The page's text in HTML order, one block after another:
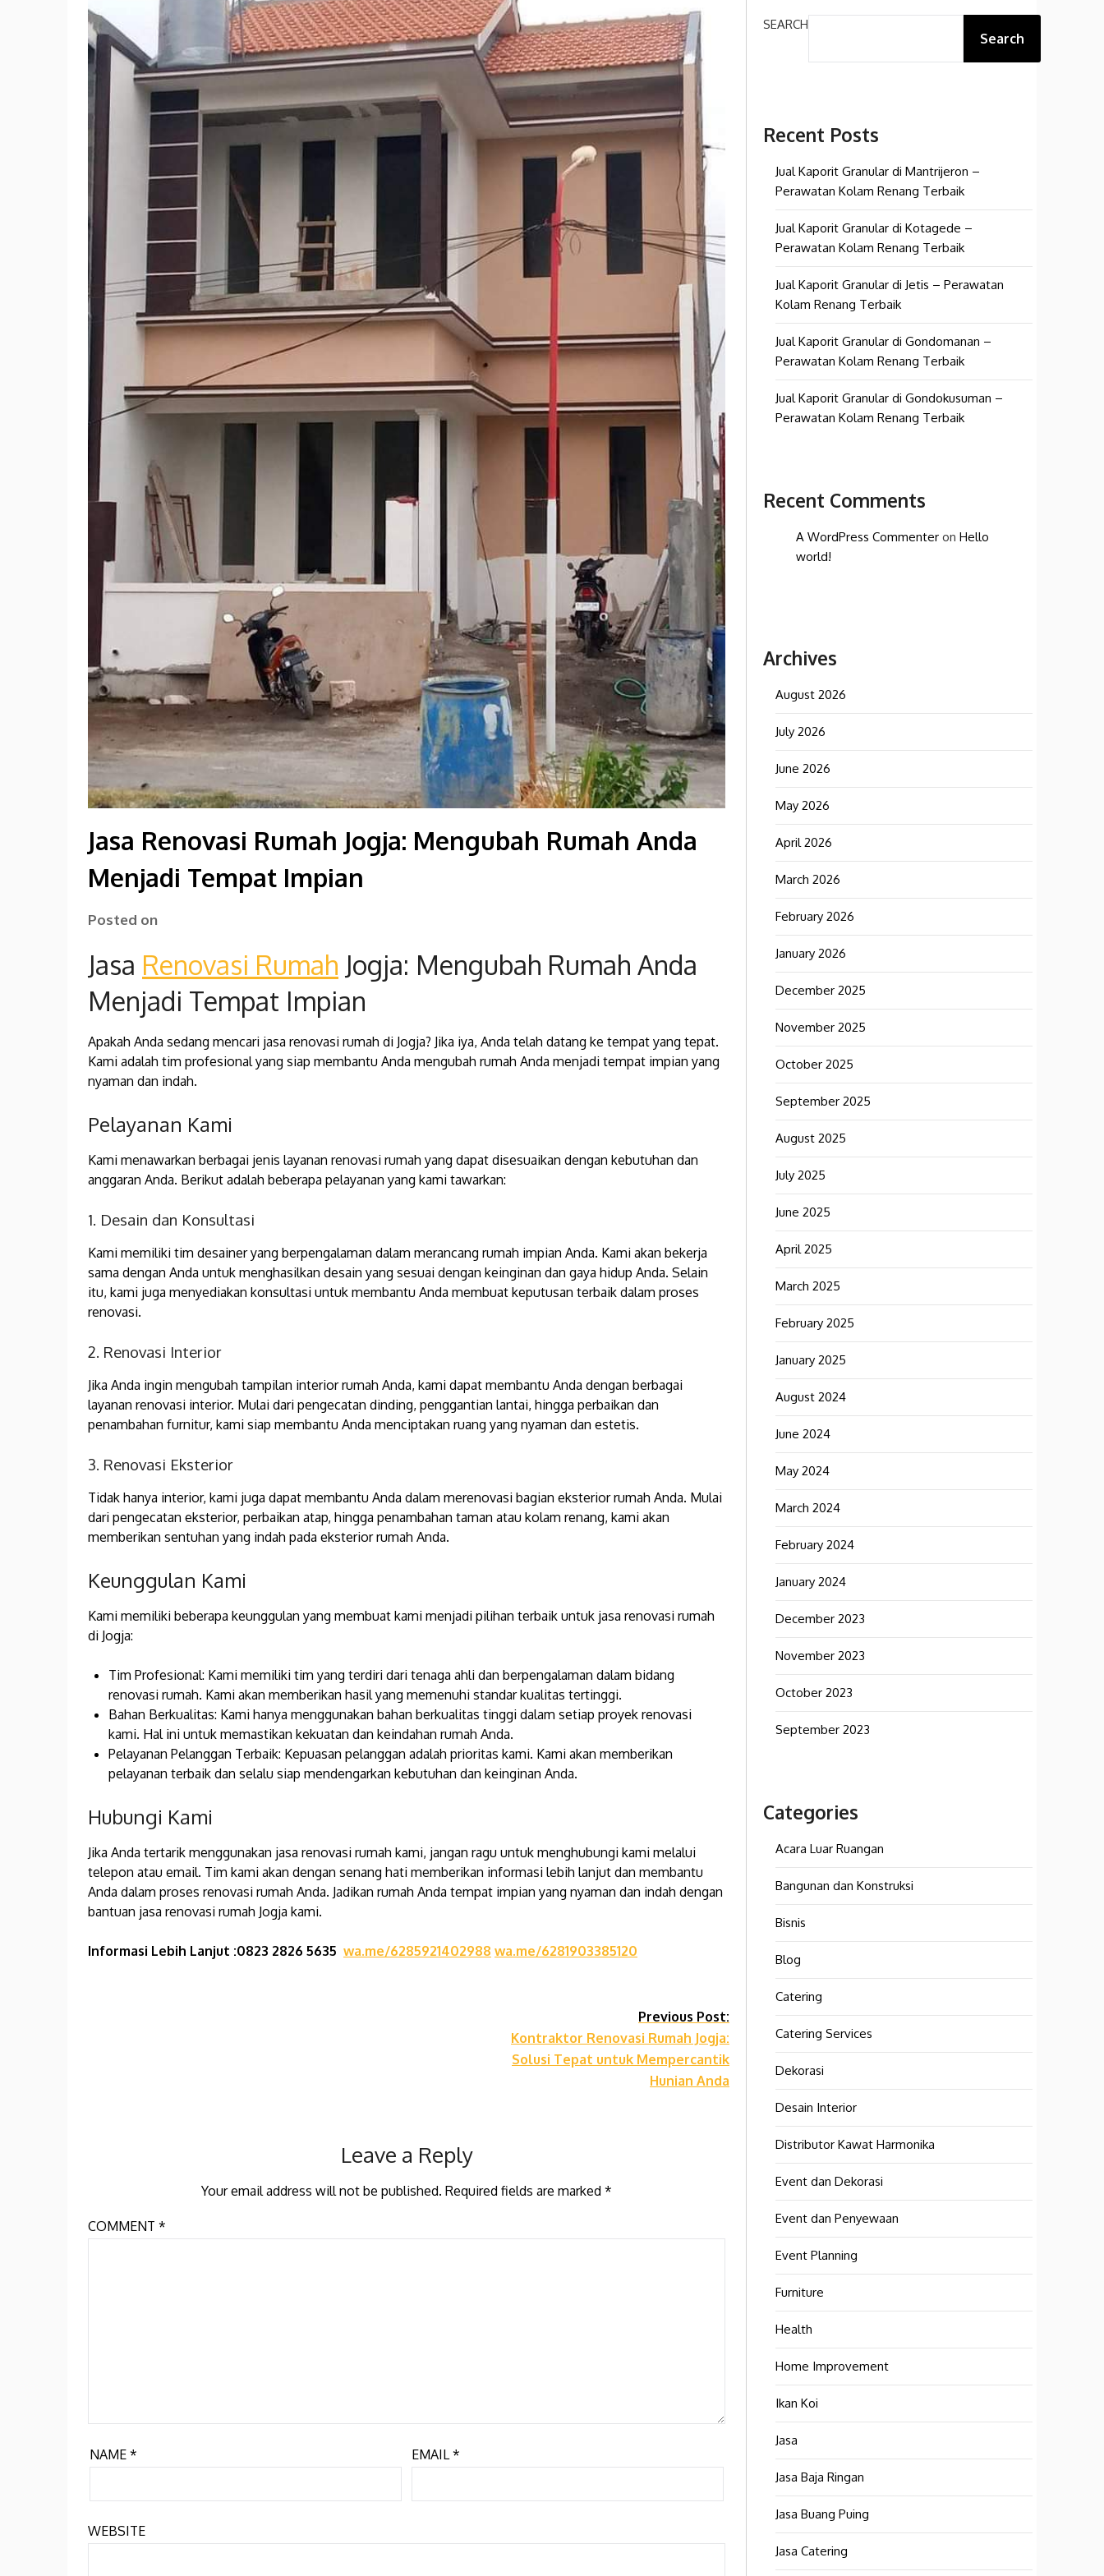
Jasa Renovasi Rumah Jogja: Mengubah Rumah Anda
Menjadi Tempat Impian
Posted on
Jasa Renovasi Rumah Jogja: Mengubah Rumah Anda
Menjadi Tempat Impian
Apakah Anda sedang mencari jasa renovasi rumah di Jogja? Jika iya, Anda telah datang ke tempat yang tepat.
Kami adalah tim profesional yang siap membantu Anda mengubah rumah Anda menjadi tempat impian yang
nyaman dan indah.
Pelayanan Kami
Kami menawarkan berbagai jenis layanan renovasi rumah yang dapat disesuaikan dengan kebutuhan dan
anggaran Anda. Berikut adalah beberapa pelayanan yang kami tawarkan:
1. Desain dan Konsultasi
Kami memiliki tim desainer yang berpengalaman dalam merancang rumah impian Anda. Kami akan bekerja
sama dengan Anda untuk menghasilkan desain yang sesuai dengan keinginan dan gaya hidup Anda. Selain
itu, kami juga menyediakan konsultasi untuk membantu Anda membuat keputusan terbaik dalam proses
renovasi.
2. Renovasi Interior
Jika Anda ingin mengubah tampilan interior rumah Anda, kami dapat membantu Anda dengan berbagai
layanan renovasi interior. Mulai dari pengecatan dinding, penggantian lantai, hingga perbaikan dan
penambahan furnitur, kami siap membantu Anda menciptakan ruang yang nyaman dan estetis.
3. Renovasi Eksterior
Tidak hanya interior, kami juga dapat membantu Anda dalam merenovasi bagian eksterior rumah Anda. Mulai
dari pengecatan eksterior, perbaikan atap, hingga penambahan taman atau kolam renang, kami akan
memberikan sentuhan yang indah pada eksterior rumah Anda.
Keunggulan Kami
Kami memiliki beberapa keunggulan yang membuat kami menjadi pilihan terbaik untuk jasa renovasi rumah
di Jogja:
Tim Profesional: Kami memiliki tim yang terdiri dari tenaga ahli dan berpengalaman dalam bidang
renovasi rumah. Kami akan memberikan hasil yang memenuhi standar kualitas tertinggi.
Bahan Berkualitas: Kami hanya menggunakan bahan berkualitas tinggi dalam setiap proyek renovasi
kami. Hal ini untuk memastikan kekuatan dan keindahan rumah Anda.
Pelayanan Pelanggan Terbaik: Kepuasan pelanggan adalah prioritas kami. Kami akan memberikan
pelayanan terbaik dan selalu siap mendengarkan kebutuhan dan keinginan Anda.
Hubungi Kami
Jika Anda tertarik menggunakan jasa renovasi rumah kami, jangan ragu untuk menghubungi kami melalui
telepon atau email. Tim kami akan dengan senang hati memberikan informasi lebih lanjut dan membantu
Anda dalam proses renovasi rumah Anda. Jadikan rumah Anda tempat impian yang nyaman dan indah dengan
bantuan jasa renovasi rumah Jogja kami.
Informasi Lebih Lanjut :0823 2826 5635 wa.me/6285921402988 wa.me/6281903385120
Previous Post:
Kontraktor Renovasi Rumah Jogja:
Solusi Tepat untuk Mempercantik
Hunian Anda
Leave a Reply
Your email address will not be published. Required fields are marked *
COMMENT *
NAME * EMAIL *
WEBSITE
SEARCH
Search
Recent Posts
Jual Kaporit Granular di Mantrijeron –
Perawatan Kolam Renang Terbaik
Jual Kaporit Granular di Kotagede –
Perawatan Kolam Renang Terbaik
Jual Kaporit Granular di Jetis – Perawatan
Kolam Renang Terbaik
Jual Kaporit Granular di Gondomanan –
Perawatan Kolam Renang Terbaik
Jual Kaporit Granular di Gondokusuman –
Perawatan Kolam Renang Terbaik
Recent Comments
A WordPress Commenter on Hello
world!
Archives
August 2026
July 2026
June 2026
May 2026
April 2026
March 2026
February 2026
January 2026
December 2025
November 2025
October 2025
September 2025
August 2025
July 2025
June 2025
April 2025
March 2025
February 2025
January 2025
August 2024
June 2024
May 2024
March 2024
February 2024
January 2024
December 2023
November 2023
October 2023
September 2023
Categories
Acara Luar Ruangan
Bangunan dan Konstruksi
Bisnis
Blog
Catering
Catering Services
Dekorasi
Desain Interior
Distributor Kawat Harmonika
Event dan Dekorasi
Event dan Penyewaan
Event Planning
Furniture
Health
Home Improvement
Ikan Koi
Jasa
Jasa Baja Ringan
Jasa Buang Puing
Jasa Catering